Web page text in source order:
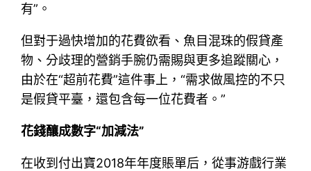
有”。
但對于過快增加的花費欲看、魚目混珠的假貸產
物、分歧理的營銷手腕仍需賜與更多追蹤關心，
由於在“超前花費”這件事上，“需求做風控的不只
是假貸平臺，還包含每一位花費者。”
花錢釀成數字“加減法”
在收到付出寶2018年年度賬單后，從事游戲行業